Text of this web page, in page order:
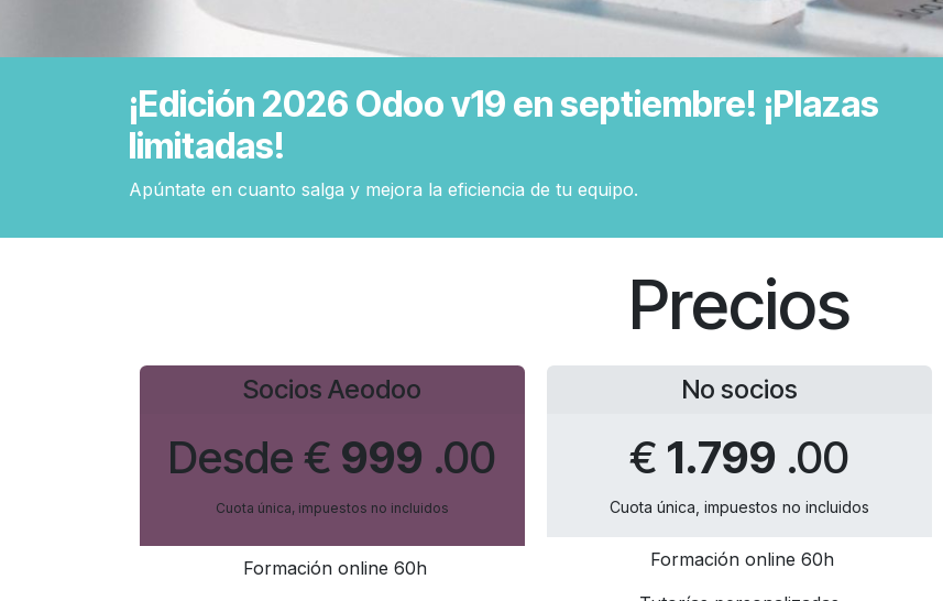
¡Edición 2026 Odoo v19 en septiembre! ¡Plazas
limitadas!
Apúntate en cuanto salga y mejora la eficiencia de tu equipo.
Precios
Socios Aeodoo
Desde € 999 .00
Cuota única, impuestos no incluidos
Formación online 60h
No socios
€ 1.799 .00
Cuota única, impuestos no incluidos
Formación online 60h